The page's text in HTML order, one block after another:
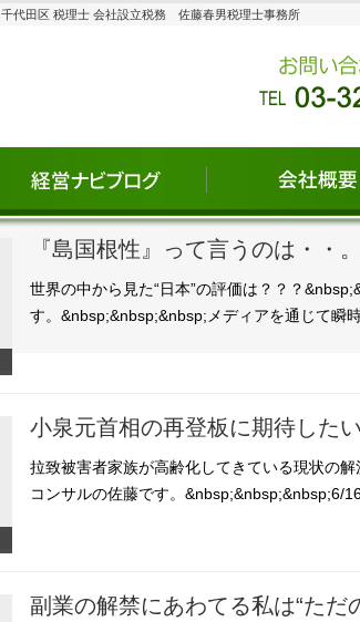
千代田区 税理士 会社設立税務 佐藤春男税理士事務所
『島国根性』って言うのは・・
世界の中から見た“日本”の評価は？？？
す。&nbsp;&nbsp;&nbsp;メディアを通じて瞬
小泉元首相の再登板に期待したい
拉致被害者家族が高齢化してきている現状の
コンサルの佐藤です。&nbsp;&nbsp;&nbsp;6/
副業の解禁にあわてる私は“ただ